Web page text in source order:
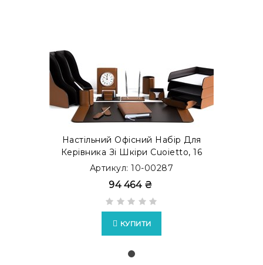
Настільний Офісний Набір Для
Керівника Зі Шкіри Cuoietto, 16
Предметів, Бювар, Тютюн/
Артикул: 10-00287
94 464 ₴
КУПИТИ